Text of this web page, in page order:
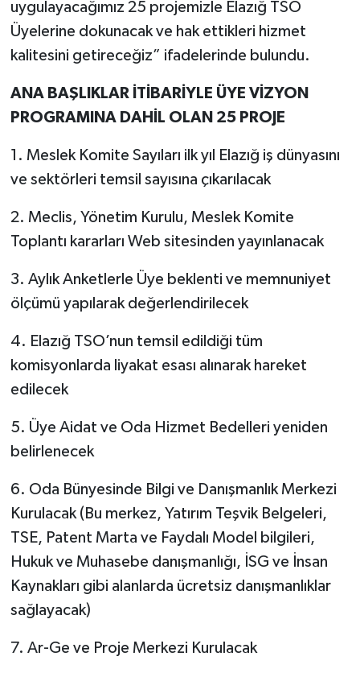
uygulayacağımız 25 projemizle Elazığ TSO
Üyelerine dokunacak ve hak ettikleri hizmet
kalitesini getireceğiz” ifadelerinde bulundu.
ANA BAŞLIKLAR İTİBARİYLE ÜYE VİZYON
PROGRAMINA DAHİL OLAN 25 PROJE
1. Meslek Komite Sayıları ilk yıl Elazığ iş dünyasını
ve sektörleri temsil sayısına çıkarılacak
2. Meclis, Yönetim Kurulu, Meslek Komite
Toplantı kararları Web sitesinden yayınlanacak
3. Aylık Anketlerle Üye beklenti ve memnuniyet
ölçümü yapılarak değerlendirilecek
4. Elazığ TSO’nun temsil edildiği tüm
komisyonlarda liyakat esası alınarak hareket
edilecek
5. Üye Aidat ve Oda Hizmet Bedelleri yeniden
belirlenecek
6. Oda Bünyesinde Bilgi ve Danışmanlık Merkezi
Kurulacak (Bu merkez, Yatırım Teşvik Belgeleri,
TSE, Patent Marta ve Faydalı Model bilgileri,
Hukuk ve Muhasebe danışmanlığı, İSG ve İnsan
Kaynakları gibi alanlarda ücretsiz danışmanlıklar
sağlayacak)
7. Ar-Ge ve Proje Merkezi Kurulacak